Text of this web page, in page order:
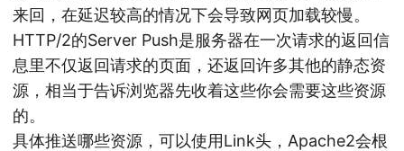
来回，在延迟较高的情况下会导致网页加载较慢。
HTTP/2的Server Push是服务器在一次请求的返回信
息里不仅返回请求的页面，还返回许多其他的静态资
源，相当于告诉浏览器先收着这些你会需要这些资源
的。
具体推送哪些资源，可以使用Link头，Apache2会根